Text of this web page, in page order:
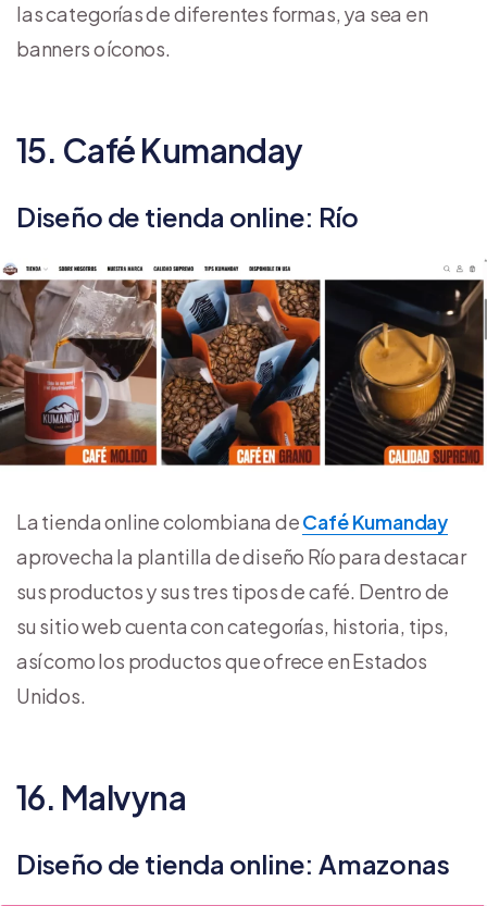
las categorías de diferentes formas, ya sea en
banners o íconos.
15. Café Kumanday
Diseño de tienda online: Río
La tienda online colombiana deCafé Kumanday
aprovecha la plantilla de diseño Río para destacar
sus productos y sus tres tipos de café. Dentro de
su sitio web cuenta con categorías, historia, tips,
así como los productos que ofrece en Estados
Unidos.
16. Malvyna
Diseño de tienda online: Amazonas